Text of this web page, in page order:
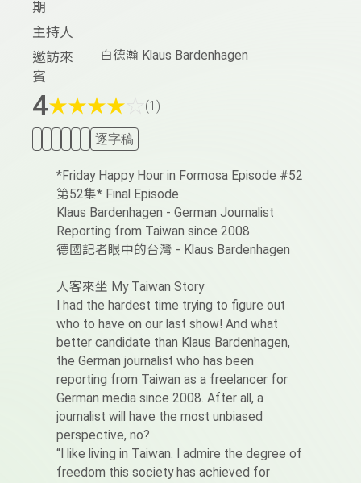
期
主持人
邀訪來
賓
白德瀚 Klaus Bardenhagen
4★★★★ (1)
逐字稿
*Friday Happy Hour in Formosa Episode #52
第52集* Final Episode
Klaus Bardenhagen - German Journalist
Reporting from Taiwan since 2008
德國記者眼中的台灣 - Klaus Bardenhagen
人客來坐 My Taiwan Story
I had the hardest time trying to figure out
who to have on our last show! And what
better candidate than Klaus Bardenhagen,
the German journalist who has been
reporting from Taiwan as a freelancer for
German media since 2008. After all, a
journalist will have the most unbiased
perspective, no?
“I like living in Taiwan. I admire the degree of
freedom this society has achieved for